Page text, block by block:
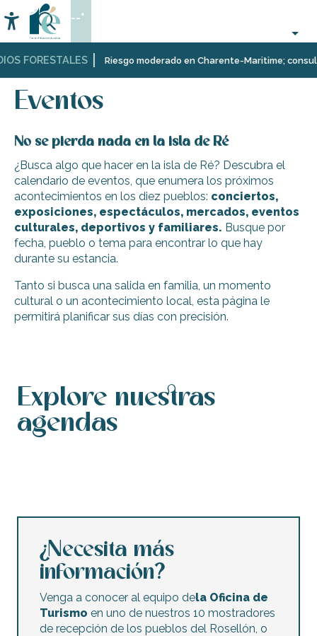
au
contenu
principal
FORESTALES Riesgo moderado en Charente-Maritime;
Accessibilité
Buscar
--°
Página Web
Organización
Eventos
Eventos
No se pierda nada en la isla de Ré
¿Busca algo que hacer en la isla de Ré? Descubra el
calendario de eventos, que enumera los próximos
acontecimientos en los diez pueblos: conciertos,
exposiciones, espectáculos, mercados, eventos
culturales, deportivos y familiares. Busque por
fecha, pueblo o tema para encontrar lo que hay
durante su estancia.
Tanto si busca una salida en familia, un momento
cultural o un acontecimiento local, esta página le
permitirá planificar sus días con precisión.
Explore nuestras
agendas
¿Necesita más
información?
Venga a conocer al equipo dela Oficina de
Turismo en uno de nuestros 10 mostradores
de recepción de los pueblos del Rosellón, o